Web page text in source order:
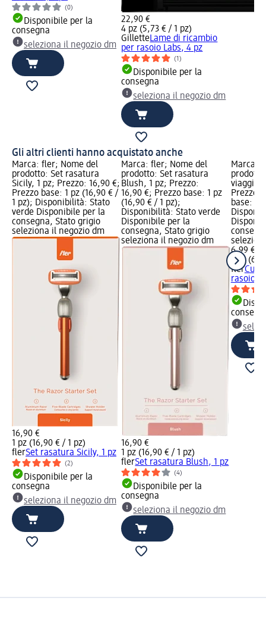
(0)
Disponibile per la
consegna
seleziona il negozio dm
22,90 €
4 pz (5,73 € / 1 pz)
GilletteLame di ricambio
per rasoio Labs, 4 pz
(1)
Disponibile per la
consegna
seleziona il negozio dm
Gli altri clienti hanno acquistato anche
Marca: fler; Nome del
prodotto: Set rasatura
Sicily, 1 pz; Prezzo: 16,90 €;
Prezzo base: 1 pz (16,90 € /
1 pz); Disponibilità: Stato
verde Disponibile per la
consegna, Stato grigio
seleziona il negozio dm
16,90 €
1 pz (16,90 € / 1 pz)
flerSet rasatura Sicily, 1 pz
(2)
Disponibile per la
consegna
seleziona il negozio dm
Marca: fler; Nome del
prodotto: Set rasatura
Blush, 1 pz; Prezzo:
16,90 €; Prezzo base: 1 pz
(16,90 € / 1 pz);
Disponibilità: Stato verde
Disponibile per la
consegna, Stato grigio
seleziona il negozio dm
16,90 €
1 pz (16,90 € / 1 pz)
flerSet rasatura Blush, 1 pz
(4)
Disponibile per la
consegna
seleziona il negozio dm
Marca:
viaggio
Prezzo:
base: 1
6,99 €
1 pz
fler
rasoio, 1